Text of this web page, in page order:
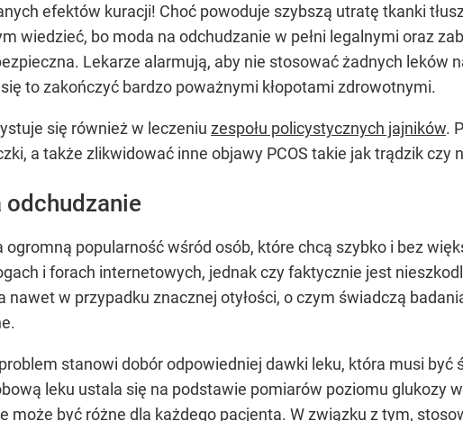
efektów kuracji! Choć powoduje szybszą utratę tkanki
wiedzieć, bo moda na odchudzanie w pełni legalnymi oraz
Lekarze alarmują, aby nie stosować żadnych leków
to zakończyć bardzo poważnymi kłopotami zdrowotnymi.
się również w leczeniu zespołu policystycznych jajników.
a także zlikwidować inne objawy PCOS takie jak trądzik czy
ogromną popularność wśród osób, które chcą szybko i bez
i forach internetowych, jednak czy faktycznie jest
nawet w przypadku znacznej otyłości, o czym świadczą
stanowi dobór odpowiedniej dawki leku, która musi
leku ustala się na podstawie pomiarów poziomu glukozy
może być różne dla każdego pacjenta. W związku z tym,